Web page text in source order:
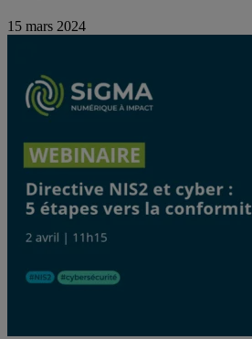
15 mars 2024